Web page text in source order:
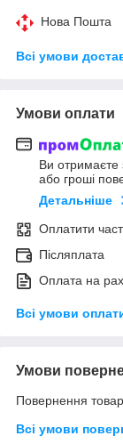
Нова Пошта
Всі умови
Умови оплати
Ви отримаєте
або гроші
Детальніше
Оплатити
Післяплата
Оплата на
Всі умови
Умови
Повернення
Всі умови